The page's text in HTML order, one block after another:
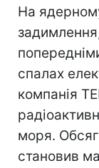
На
спалах
компанія
моря.
становив